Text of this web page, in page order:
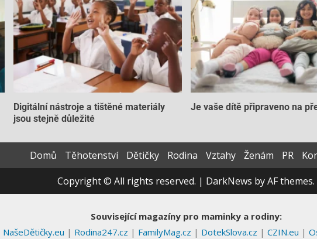
Digitální nástroje a tištěné materiály
jsou stejně důležité
Je vaše dítě připraveno na
Domů Těhotenství Dětičky Rodina Vztahy Ženám PR
Copyright © All rights reserved. | DarkNews by AF themes.
Související magazíny pro maminky a rodiny:
NašeDětičky.eu | Rodina247.cz | FamilyMag.cz | DotekSlova.cz | CZIN.eu |